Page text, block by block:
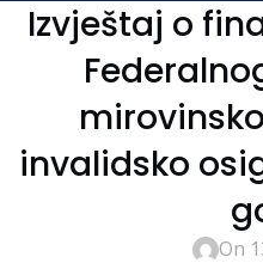
Izvještaj o
invalidsko
On